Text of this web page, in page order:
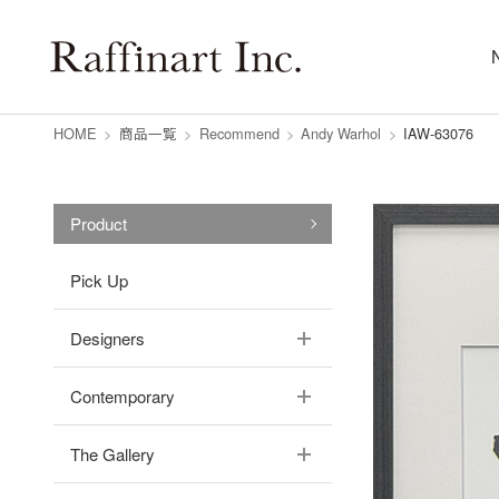
HOME > 商品一覧 > Recommend > Andy Warhol > IAW-63076
Product
Pick Up
Designers
Contemporary
The Gallery